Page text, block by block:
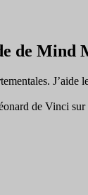
de Mind
J’aide
de Vinci sur